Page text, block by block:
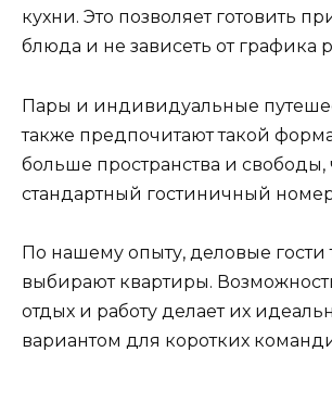
кухни. Это позволяет готовить
блюда и не зависеть от графика
Пары и индивидуальные
также предпочитают такой
больше пространства и свободы,
стандартный гостиничный
По нашему опыту, деловые гости
выбирают квартиры.
отдых и работу делает их
вариантом для коротких